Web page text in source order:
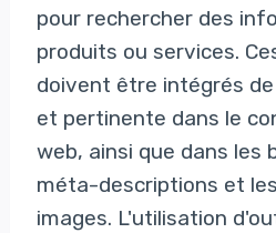
pour rechercher des
produits ou services.
doivent être intégrés
et pertinente dans le
web, ainsi que dans les
méta-descriptions et
images. L'utilisation